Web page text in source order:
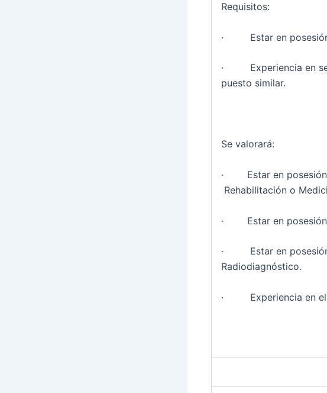
Requisitos:
· Estar en posesión
· Experiencia en
puesto similar.
Se valorará:
· Estar en posesión
Rehabilitación o
· Estar en posesión
· Estar en posesión
Radiodiagnóstico.
· Experiencia en el